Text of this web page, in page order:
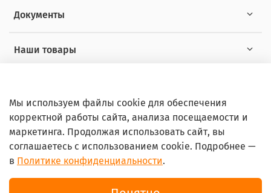
Документы
Наши товары
© 2026 Любое использование контента без письменного
разрешения запрещено
Мы используем файлы cookie для обеспечения
корректной работы сайта, анализа посещаемости и
маркетинга. Продолжая использовать сайт, вы
соглашаетесь с использованием cookie. Подробнее —
в Политике конфиденциальности.